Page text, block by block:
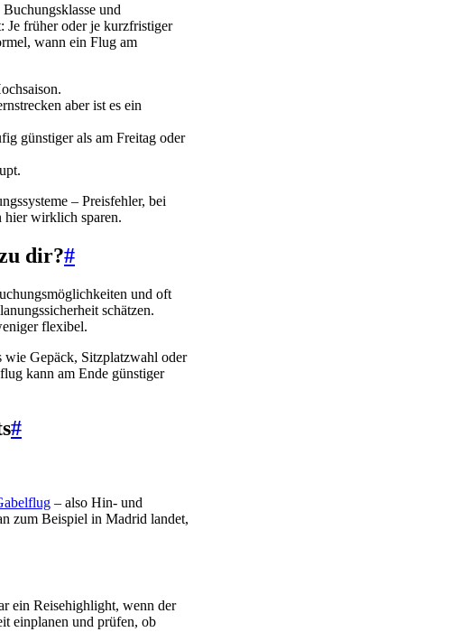
und
Je früher oder je kurzfristiger
wann ein Flug am
aber ist es ein
günstiger als am Freitag oder
– Preisfehler, bei
hier wirklich sparen.
dir?#
und oft
schätzen.
flexibel.
wie Gepäck, Sitzplatzwahl oder
kann am Ende günstiger
#
– also Hin- und
zum Beispiel in Madrid landet,
ein Reisehighlight, wenn der
einplanen und prüfen, ob